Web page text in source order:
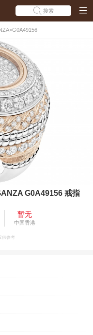
搜索
>G0A49156
G0A49156 戒指
暂无
中国香港
供参考